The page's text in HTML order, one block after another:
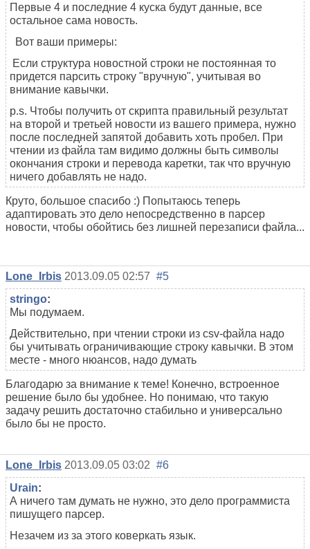
Первые 4 и последние 4 куска будут данные, все
остальное сама новость.
Вот ваши примеры:
Если структура новостной строки не постоянная то
придется парсить строку "вручную", учитывая во
внимание кавычки.
p.s. Чтобы получить от скрипта правильный результат
на второй и третьей новости из вашего примера, нужно
после последней запятой добавить хоть пробел. При
чтении из файла там видимо должны быть символы
окончания строки и перевода каретки, так что вручную
ничего добавлять не надо.
Круто, большое спасибо :) Попытаюсь теперь
адаптировать это дело непосредственно в парсер
новости, чтобы обойтись без лишней перезаписи файла...
Lone_Irbis 2013.09.05 02:57 #5
stringo:
Мы подумаем.
Действительно, при чтении строки из csv-файла надо
бы учитывать ограничивающие строку кавычки. В этом
месте - много нюансов, надо думать
Благодарю за внимание к теме! Конечно, встроенное
решение было бы удобнее. Но понимаю, что такую
задачу решить достаточно стабильно и универсально
было бы не просто.
Lone_Irbis 2013.09.05 03:02 #6
Urain:
А ничего там думать не нужно, это дело программиста
пишущего парсер.
Незачем из за этого коверкать язык.